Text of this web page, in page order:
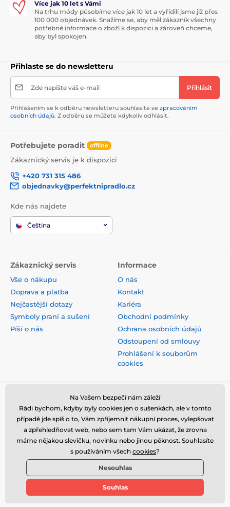
Více jak 10 let s Vámi
Na trhu módy působíme více jak 10 let a vyřídili jsme již přes
100 000 objednávek. Snažíme se, aby měl zákazník všechny
potřebné informace o zboží k dispozici a zároveň chceme,
aby byl spokojen.
Přihlaste se do newsletteru
Zde napište váš e-mail Přihlásit
Přihlášením se k odběru newsletteru souhlasíte se zpracováním
osobních údajů. Z odběru se můžete kdykoliv odhlásit.
Potřebujete poradit offline
Zákaznický servis je k dispozici
+420 731 315 486
objednavky@perfektnipradlo.cz
Kde nás najdete
Čeština
Zákaznický servis
Vše o nákupu
Doprava a platba
Nejčastější dotazy
Symboly praní a sušení
Píší o nás
Informace
O nás
Kontakt
Kariéra
Obchodní podmínky
Ochrana osobních údajů
Odstoupení od smlouvy
Prohlášení k souborům
cookies
Bezpečná platba kartou
© 2026 www.stylomat.cz ⦁ E-shop vytvořila
Na Vašem bezpečí nám záleží
Rádi bychom, kdyby byly cookies jen o sušenkách, ale v tomto
případě jde spíš o to, Vám zpříjemnit nákupní proces, vylepšovat
a zpřehledňovat web, nebo sem tam Vám ukázat, že zrovna
máme nějakou slevičku, novinku nebo jinou pěknost. Souhlasíte
s používáním všech cookies?
Nesouhlas
Souhlas